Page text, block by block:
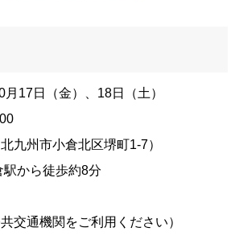
月17日（金）、18日（土）
九州市小倉北区堺町1-7）
駅から徒歩約8分
交通機関をご利用ください）